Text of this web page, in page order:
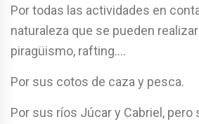
Por todas las actividades en
naturaleza que se pueden
piragüismo, rafting….
Por sus cotos de caza y pesca.
Por sus ríos Júcar y Cabriel, pero